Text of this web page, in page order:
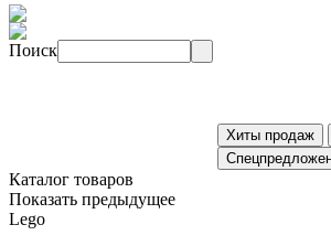
Поиск
Каталог товаров
Показать предыдущее
Lego